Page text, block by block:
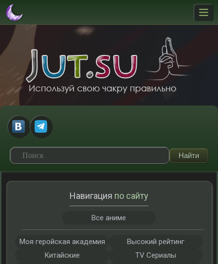
Навигация по сайту
Все аниме
Моя геройская академия
Высокий рейтинг
Китайские
TV Сериалы